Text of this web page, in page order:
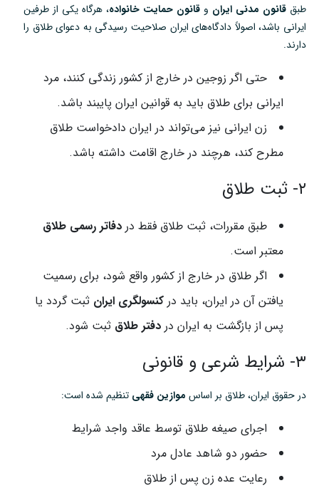
طبق قانون مدنی ایران و قانون حمایت خانواده، هرگاه یکی از طرفین
ایرانی باشد، اصولاً دادگاه‌های ایران صلاحیت رسیدگی به دعوای طلاق را
دارند.
حتی اگر زوجین در خارج از کشور زندگی کنند، مرد
ایرانی برای طلاق باید به قوانین ایران پایبند باشد.
زن ایرانی نیز می‌تواند در ایران دادخواست طلاق
مطرح کند، هرچند در خارج اقامت داشته باشد.
۲- ثبت طلاق
طبق مقررات، ثبت طلاق فقط در دفاتر رسمی طلاق
معتبر است.
اگر طلاق در خارج از کشور واقع شود، برای رسمیت
یافتن آن در ایران، باید در کنسولگری ایران ثبت گردد یا
پس از بازگشت به ایران در دفتر طلاق ثبت شود.
۳- شرایط شرعی و قانونی
در حقوق ایران، طلاق بر اساس موازین فقهی تنظیم شده است:
اجرای صیغه طلاق توسط عاقد واجد شرایط
حضور دو شاهد عادل مرد
رعایت عده زن پس از طلاق